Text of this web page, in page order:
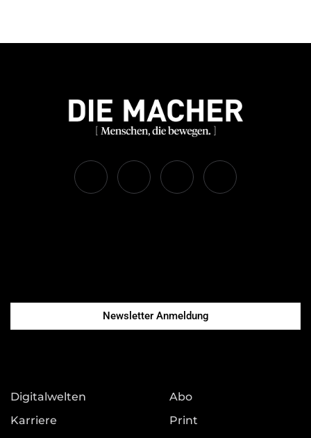
Newsletter Anmeldung
Digitalwelten
Karriere
Abo
Print